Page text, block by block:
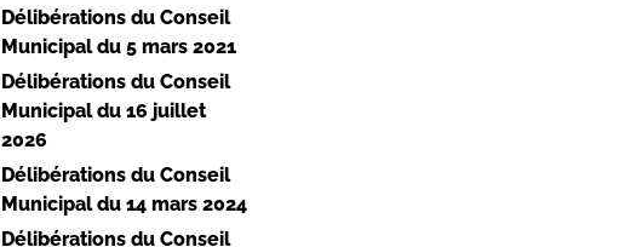
Délibérations du Conseil
Municipal du 5 mars 2021
Délibérations du Conseil
Municipal du 16 juillet
2026
Délibérations du Conseil
Municipal du 14 mars 2024
Délibérations du Conseil